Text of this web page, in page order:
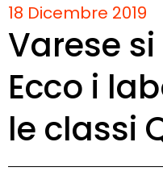
18 Dicembre 2019
Varese
Ecco i
le classi